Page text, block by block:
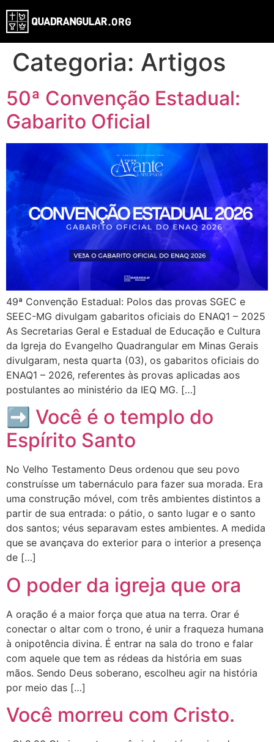
Categoria: Artigos
50ª Convenção Estadual:
Gabarito Oficial
49ª Convenção Estadual: Polos das provas SGEC e
SEEC-MG divulgam gabaritos oficiais do ENAQ1 – 2025
As Secretarias Geral e Estadual de Educação e Cultura
da Igreja do Evangelho Quadrangular em Minas Gerais
divulgaram, nesta quarta (03), os gabaritos oficiais do
ENAQ1 – 2026, referentes às provas aplicadas aos
postulantes ao ministério da IEQ MG. […]
➡ Você é o templo do
Espírito Santo
No Velho Testamento Deus ordenou que seu povo
construísse um tabernáculo para fazer sua morada. Era
uma construção móvel, com três ambientes distintos a
partir de sua entrada: o pátio, o santo lugar e o santo
dos santos; véus separavam estes ambientes. A medida
que se avançava do exterior para o interior a presença
de […]
O poder da igreja que ora
A oração é a maior força que atua na terra. Orar é
conectar o altar com o trono, é unir a fraqueza humana
à onipotência divina. É entrar na sala do trono e falar
com aquele que tem as rédeas da história em suas
mãos. Sendo Deus soberano, escolheu agir na história
por meio das […]
Você morreu com Cristo.